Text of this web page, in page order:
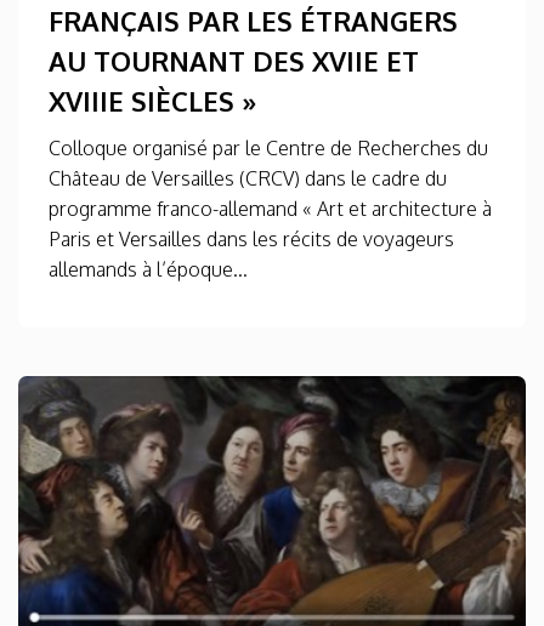
FRANÇAIS PAR LES ÉTRANGERS
AU TOURNANT DES XVIIE ET
XVIIIE SIÈCLES »
Colloque organisé par le Centre de Recherches du
Château de Versailles (CRCV) dans le cadre du
programme franco-allemand « Art et architecture à
Paris et Versailles dans les récits de voyageurs
allemands à l’époque...